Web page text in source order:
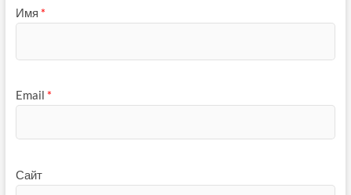
Имя *
Email *
Сайт